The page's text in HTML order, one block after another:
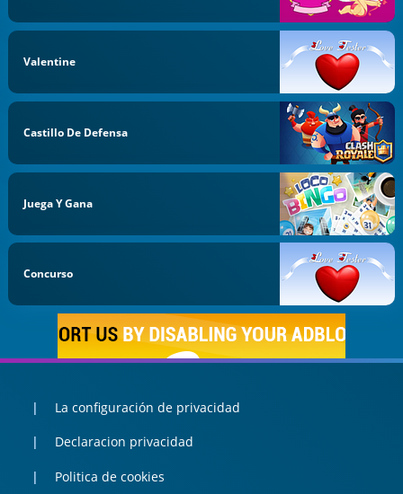
Valentine
Castillo De Defensa
Juega Y Gana
Concurso
La configuración de privacidad
Declaracion privacidad
Politica de cookies